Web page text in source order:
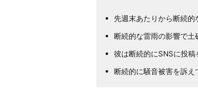
先週末あたりから断続的
断続的な雷雨の影響で土
彼は断続的にSNSに投稿
断続的に騒音被害を訴え